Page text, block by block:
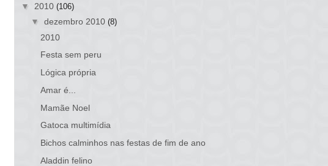
▼ 2010 (106)
▼ dezembro 2010 (8)
2010
Festa sem peru
Lógica própria
Amar é...
Mamãe Noel
Gatoca multimídia
Bichos calminhos nas festas de fim de ano
Aladdin felino